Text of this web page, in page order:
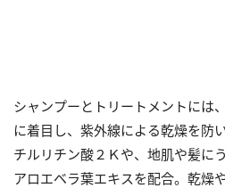
シャンプーとトリートメントには
に着目し、紫外線による乾燥を防
チルリチン酸２Ｋや、地肌や髪に
アロエベラ葉エキスを配合。乾燥